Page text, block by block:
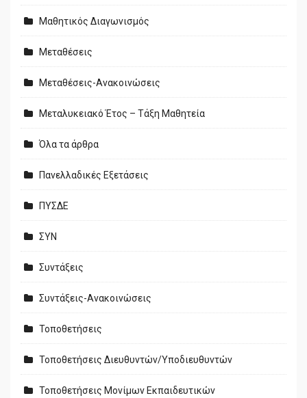
Μαθητικός Διαγωνισμός
Μεταθέσεις
Μεταθέσεις-Ανακοινώσεις
Μεταλυκειακό Έτος – Τάξη Μαθητεία
Όλα τα άρθρα
Πανελλαδικές Εξετάσεις
ΠΥΣΔΕ
ΣΥΝ
Συντάξεις
Συντάξεις-Ανακοινώσεις
Τοποθετήσεις
Τοποθετήσεις Διευθυντών/Υποδιευθυντών
Τοποθετήσεις Μονίμων Εκπαιδευτικών